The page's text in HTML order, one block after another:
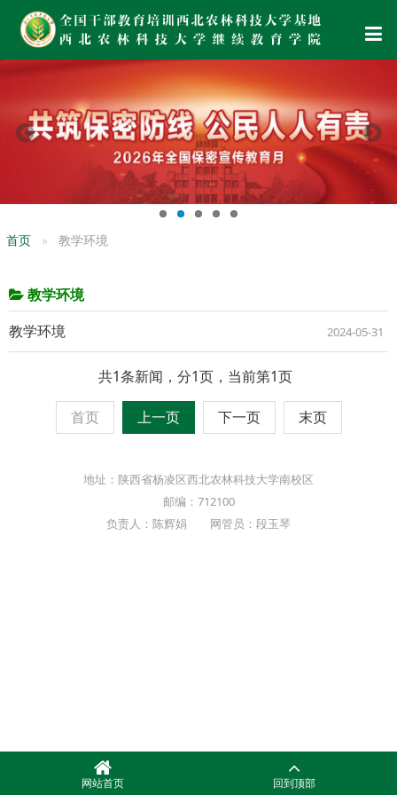
首页 教学环境
教学环境
教学环境
2024-05-31
共1条新闻，分1页，当前第1页
首页 上一页 下一页 末页
地址：陕西省杨凌区西北农林科技大学南校区
邮编：712100
负责人：陈辉娟 网管员：段玉琴
网站首页 回到顶部